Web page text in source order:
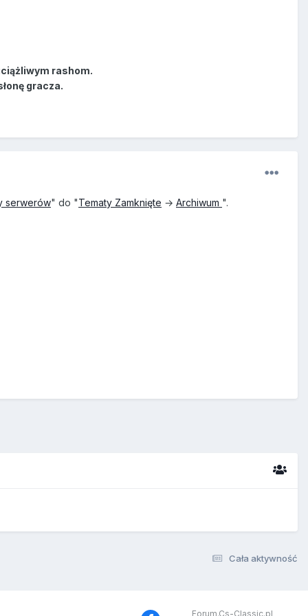
rashom.
gracza.
serwerów" do "Tematy Zamknięte → Archiwum ".
Cała aktywność
Forum.Cs-Classic.pl